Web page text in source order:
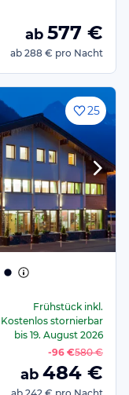
ab 577 €
ab 288 € pro Nacht
25
Frühstückinkl.
Kostenlos stornierbar
bis 19. August 2026
-96 €580 €
ab 484 €